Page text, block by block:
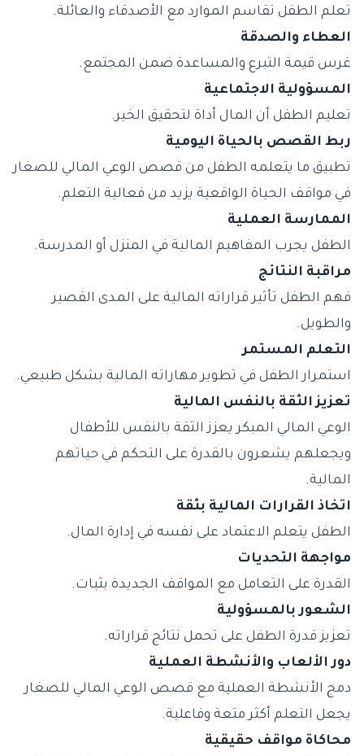
تعلم الطفل تقاسم الموارد مع الأصدقاء والعائلة.
العطاء والصدقة
غرس قيمة التبرع والمساعدة ضمن المجتمع.
المسؤولية الاجتماعية
تعليم الطفل أن المال أداة لتحقيق الخير.
ربط القصص بالحياة اليومية
تطبيق ما يتعلمه الطفل من قصص الوعي المالي للصغار
في مواقف الحياة الواقعية يزيد من فعالية التعلم.
الممارسة العملية
الطفل يجرب المفاهيم المالية في المنزل أو المدرسة.
مراقبة النتائج
فهم الطفل تأثير قراراته المالية على المدى القصير
والطويل.
التعلم المستمر
استمرار الطفل في تطوير مهاراته المالية بشكل طبيعي.
تعزيز الثقة بالنفس المالية
الوعي المالي المبكر يعزز الثقة بالنفس للأطفال
ويجعلهم يشعرون بالقدرة على التحكم في حياتهم
المالية.
اتخاذ القرارات المالية بثقة
الطفل يتعلم الاعتماد على نفسه في إدارة المال.
مواجهة التحديات
القدرة على التعامل مع المواقف الجديدة بثبات.
الشعور بالمسؤولية
تعزيز قدرة الطفل على تحمل نتائج قراراته.
دور الألعاب والأنشطة العملية
دمج الأنشطة العملية مع قصص الوعي المالي للصغار
يجعل التعلم أكثر متعة وفاعلية.
محاكاة مواقف حقيقية